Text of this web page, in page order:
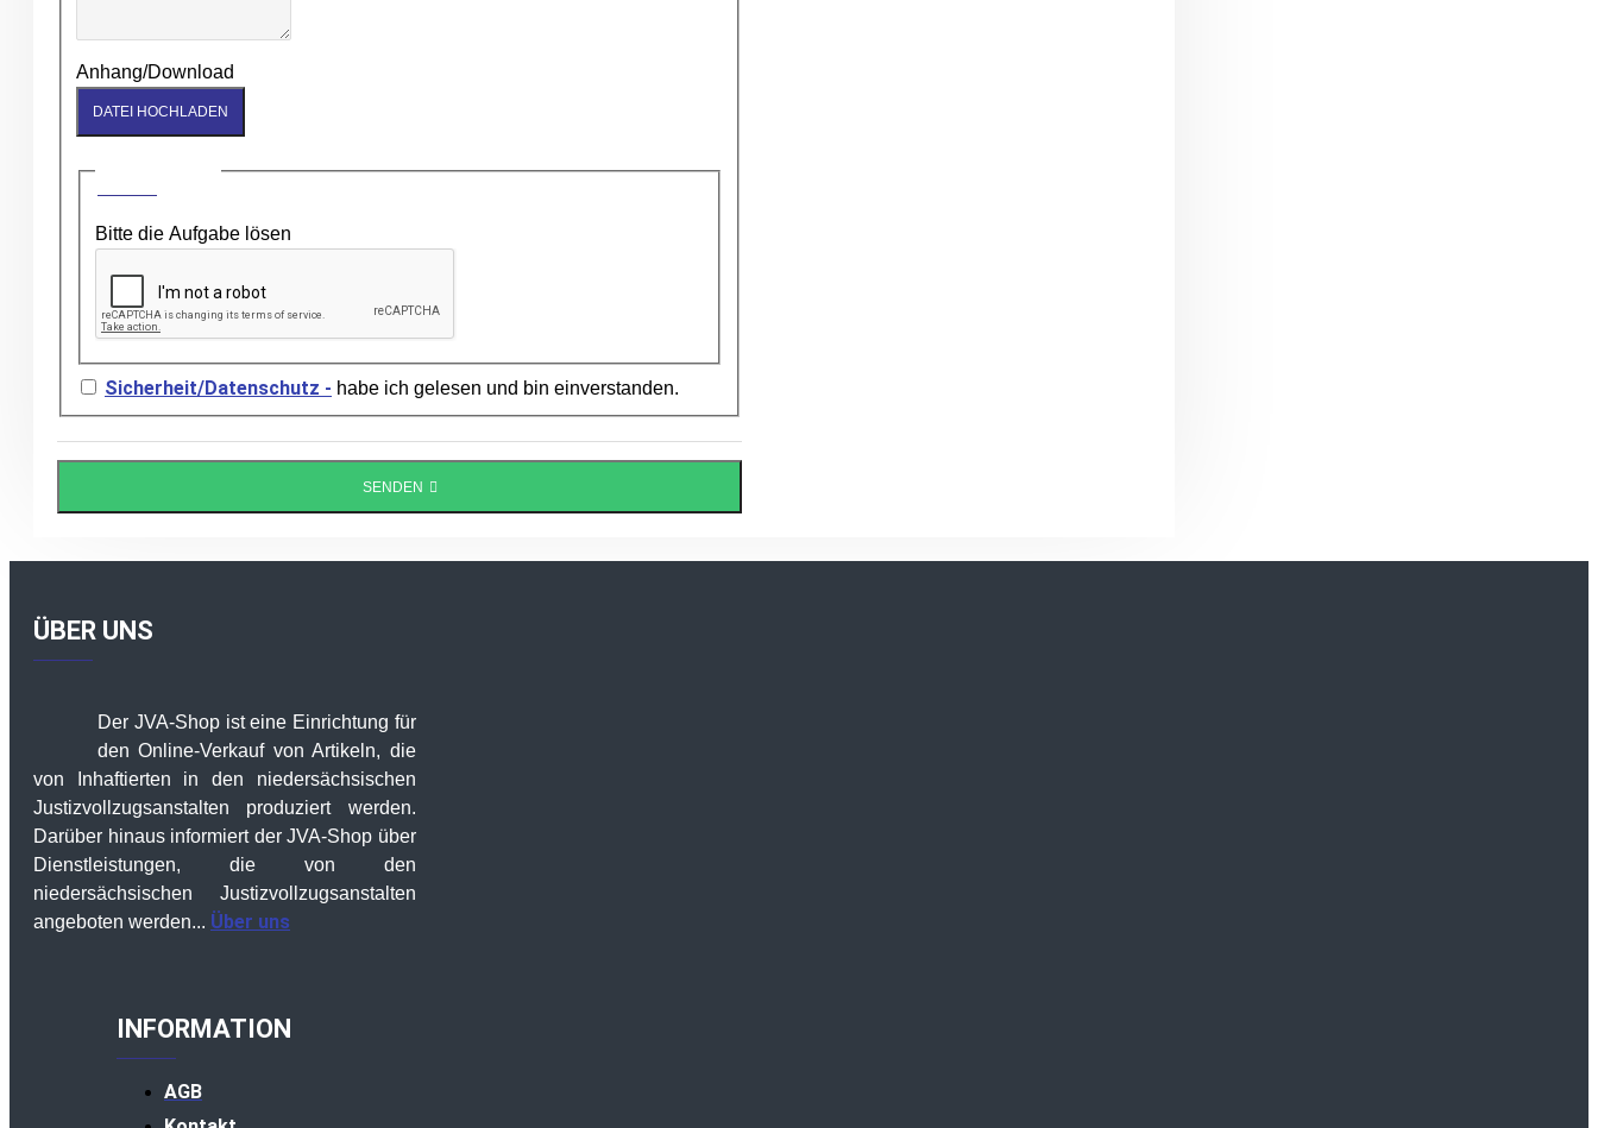
Anhang/Download
DATEI HOCHLADEN
Bitte die Aufgabe lösen
Sicherheit/Datenschutz - habe ich gelesen und bin einverstanden.
SENDEN
ÜBER UNS
Der JVA-Shop ist eine Einrichtung für
den Online-Verkauf von Artikeln, die
von Inhaftierten in den niedersächsischen
Justizvollzugsanstalten produziert werden.
Darüber hinaus informiert der JVA-Shop über
Dienstleistungen, die von den
niedersächsischen Justizvollzugsanstalten
angeboten werden... Über uns
INFORMATION
AGB